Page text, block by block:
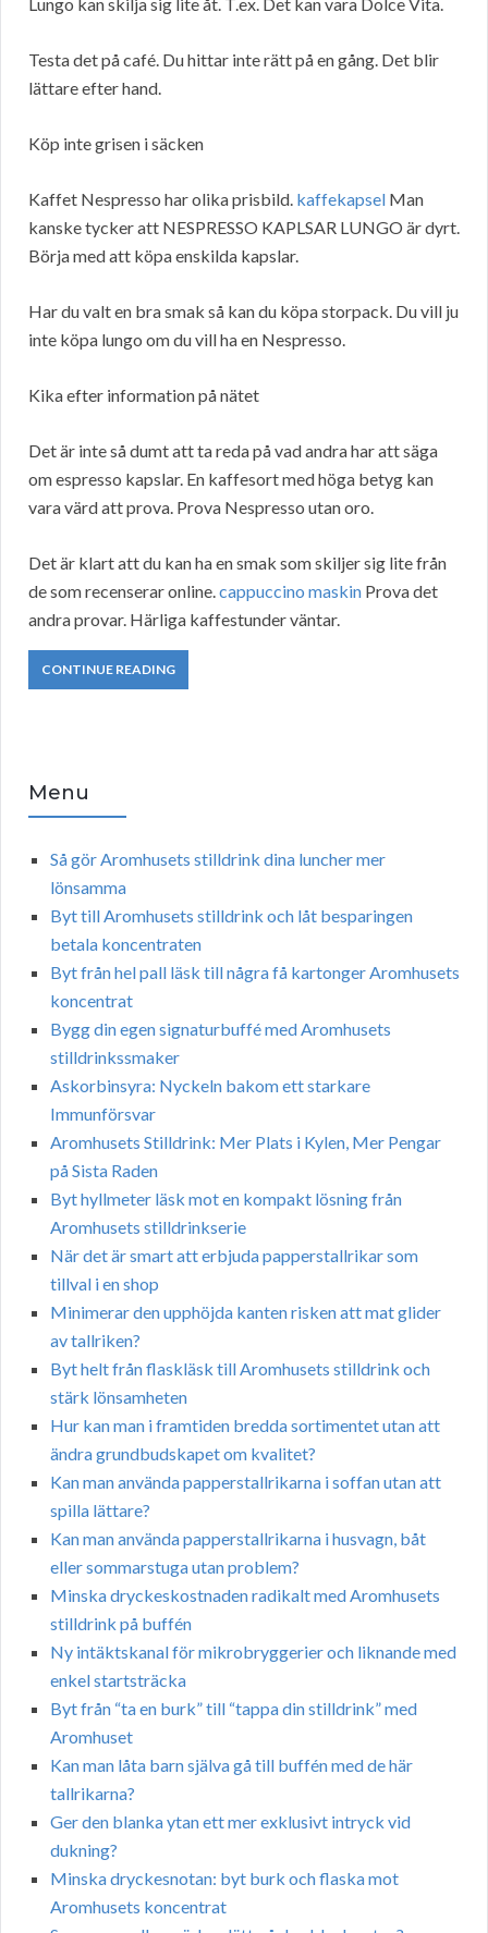
Testa det på café. Du hittar inte rätt på en gång. Det blir
lättare efter hand.
Köp inte grisen i säcken
Kaffet Nespresso har olika prisbild. kaffekapsel Man
kanske tycker att NESPRESSO KAPLSAR LUNGO är dyrt.
Börja med att köpa enskilda kapslar.
Har du valt en bra smak så kan du köpa storpack. Du vill ju
inte köpa lungo om du vill ha en Nespresso.
Kika efter information på nätet
Det är inte så dumt att ta reda på vad andra har att säga
om espresso kapslar. En kaffesort med höga betyg kan
vara värd att prova. Prova Nespresso utan oro.
Det är klart att du kan ha en smak som skiljer sig lite från
de som recenserar online.cappuccino maskin Prova det
andra provar. Härliga kaffestunder väntar.
CONTINUE READING
Menu
Så gör Aromhusets stilldrink dina luncher mer
lönsamma
Byt till Aromhusets stilldrink och låt besparingen
betala koncentraten
Byt från hel pall läsk till några få kartonger Aromhusets
koncentrat
Bygg din egen signaturbuffé med Aromhusets
stilldrinkssmaker
Askorbinsyra: Nyckeln bakom ett starkare
Immunförsvar
Aromhusets Stilldrink: Mer Plats i Kylen, Mer Pengar
på Sista Raden
Byt hyllmeter läsk mot en kompakt lösning från
Aromhusets stilldrinkserie
När det är smart att erbjuda papperstallrikar som
tillval i en shop
Minimerar den upphöjda kanten risken att mat glider
av tallriken?
Byt helt från flaskläsk till Aromhusets stilldrink och
stärk lönsamheten
Hur kan man i framtiden bredda sortimentet utan att
ändra grundbudskapet om kvalitet?
Kan man använda papperstallrikarna i soffan utan att
spilla lättare?
Kan man använda papperstallrikarna i husvagn, båt
eller sommarstuga utan problem?
Minska dryckeskostnaden radikalt med Aromhusets
stilldrink på buffén
Ny intäktskanal för mikrobryggerier och liknande med
enkel startsträcka
Byt från “ta en burk” till “tappa din stilldrink” med
Aromhuset
Kan man låta barn själva gå till buffén med de här
tallrikarna?
Ger den blanka ytan ett mer exklusivt intryck vid
dukning?
Minska dryckesnotan: byt burk och flaska mot
Aromhusets koncentrat